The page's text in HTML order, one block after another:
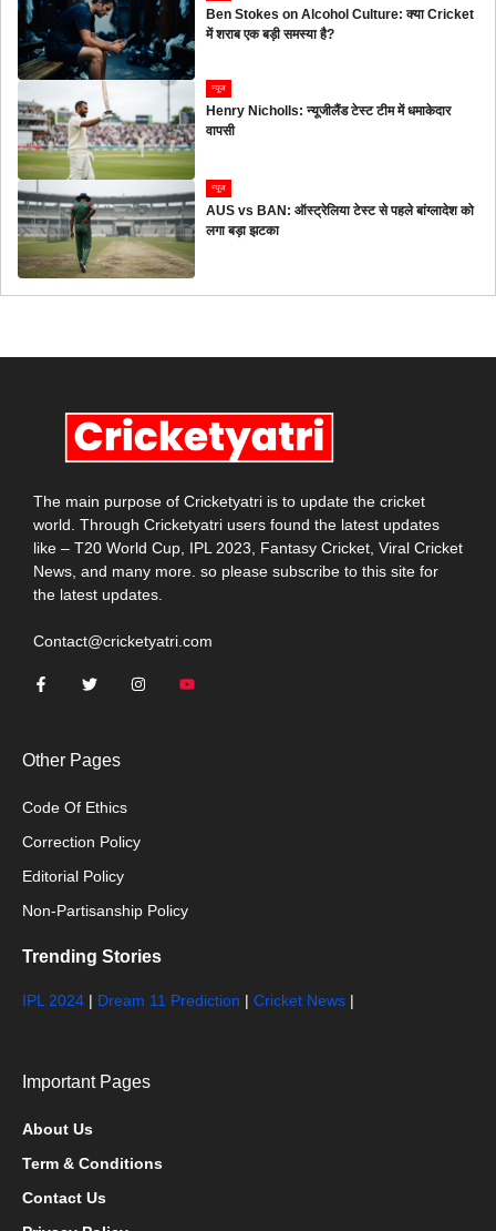
Ben Stokes on Alcohol Culture: क्या Cricket
में शराब एक बड़ी समस्या है?
न्यूज
Henry Nicholls: न्यूजीलैंड टेस्ट टीम में धमाकेदार
वापसी
न्यूज
AUS vs BAN: ऑस्ट्रेलिया टेस्ट से पहले बांग्लादेश को
लगा बड़ा झटका
The main purpose of Cricketyatri is to update the cricket
world. Through Cricketyatri users found the latest updates
like – T20 World Cup, IPL 2023, Fantasy Cricket, Viral Cricket
News, and many more. so please subscribe to this site for
the latest updates.
Contact@cricketyatri.com
Other Pages
Code Of Ethics
Correction Policy
Editorial Policy
Non-Partisanship Policy
Trending Stories
IPL 2024 | Dream 11 Prediction | Cricket News |
Important Pages
About Us
Term & Conditions
Contact Us